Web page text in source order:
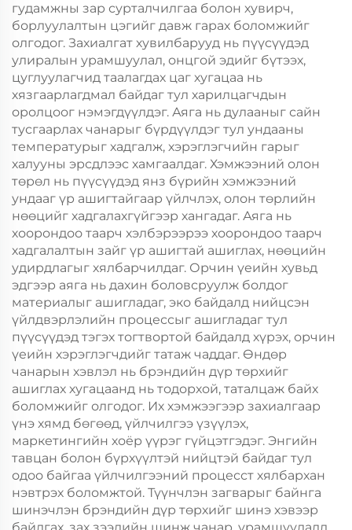
гудамжны зар сурталчилгаа болон хувирч,
борлуулалтын цэгийг давж гарах боломжийг
олгодог. Захиалгат хувилбарууд нь пүүсүүдэд
улиралын урамшуулал, онцгой эдийг бүтээх,
цуглуулагчид таалагдах цаг хугацаа нь
хязгаарлагдмал байдаг тул харилцагчдын
оролцоог нэмэгдүүлдэг. Аяга нь дулааныг сайн
тусгаарлах чанарыг бүрдүүлдэг тул ундааны
температурыг хадгалж, хэрэглэгчийн гарыг
халууны эрсдлээс хамгаалдаг. Хэмжээний олон
төрөл нь пүүсүүдэд янз бүрийн хэмжээний
ундааг үр ашигтайгаар үйлчлэх, олон төрлийн
нөөцийг хадгалахгүйгээр хангадаг. Аяга нь
хоорондоо таарч хэлбэрээрээ хоорондоо таарч
хадгалалтын зайг үр ашигтай ашиглах, нөөцийн
удирдлагыг хялбарчилдаг. Орчин үеийн хувьд
эдгээр аяга нь дахин боловсруулж болдог
материалыг ашигладаг, эко байдалд нийцсэн
үйлдвэрлэлийн процессыг ашигладаг тул
пүүсүүдэд тэгэх тогтвортой байдалд хүрэх, орчин
үеийн хэрэглэгчдийг татаж чаддаг. Өндөр
чанарын хэвлэл нь брэндийн дүр төрхийг
ашиглах хугацаанд нь тодорхой, таталцаж байх
боломжийг олгодог. Их хэмжээгээр захиалгаар
үнэ хямд бөгөөд, үйлчилгээ үзүүлэх,
маркетингийн хоёр үүрэг гүйцэтгэдэг. Энгийн
тавцан болон бүрхүүлтэй нийцтэй байдаг тул
одоо байгаа үйлчилгээний процесст хялбархан
нэвтрэх боломжтой. Түүнчлэн загварыг байнга
шинэчлэн брэндийн дүр төрхийг шинэ хэвээр